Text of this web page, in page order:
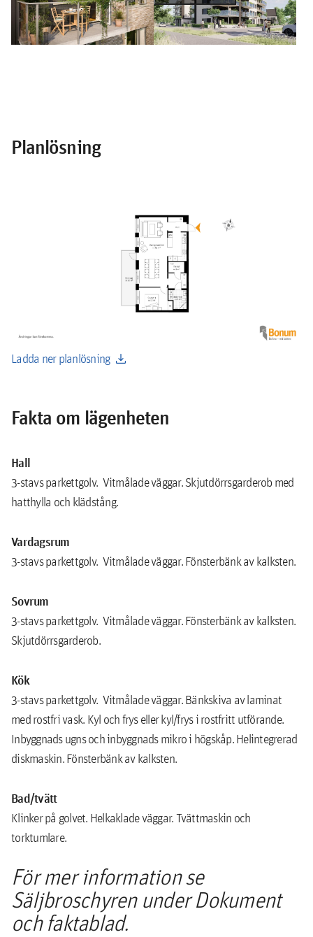
Planlösning
Ladda ner planlösning download
Fakta om lägenheten
Hall
3-stavs parkettgolv. Vitmålade väggar. Skjutdörrsgarderob med
hatthylla och klädstång.
Vardagsrum
3-stavs parkettgolv. Vitmålade väggar. Fönsterbänk av kalksten.
Sovrum
3-stavs parkettgolv. Vitmålade väggar. Fönsterbänk av kalksten.
Skjutdörrsgarderob.
Kök
3-stavs parkettgolv. Vitmålade väggar. Bänkskiva av laminat
med rostfri vask. Kyl och frys eller kyl/frys i rostfritt utförande.
Inbyggnads ugns och inbyggnads mikro i högskåp. Helintegrerad
diskmaskin. Fönsterbänk av kalksten.
Bad/tvätt
Klinker på golvet. Helkaklade väggar. Tvättmaskin och
torktumlare.
För mer information se
Säljbroschyren under Dokument
och faktablad.